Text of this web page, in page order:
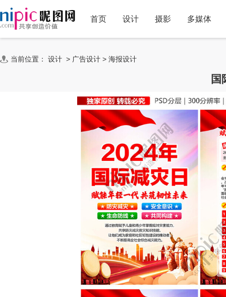
首页 设计 摄影 多媒体
当前位置： 设计 > 广告设计 > 海报设计
国